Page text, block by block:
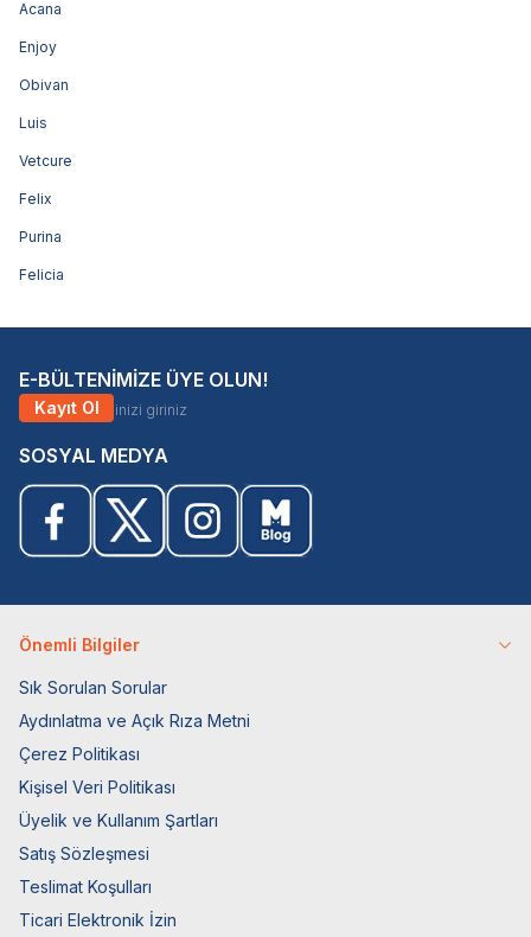
Acana
Enjoy
Obivan
Luis
Vetcure
Felix
Purina
Felicia
E-BÜLTENİMİZE ÜYE OLUN!
Kayıt Ol
SOSYAL MEDYA
Önemli Bilgiler
Sık Sorulan Sorular
Aydınlatma ve Açık Rıza Metni
Çerez Politikası
Kişisel Veri Politikası
Üyelik ve Kullanım Şartları
Satış Sözleşmesi
Teslimat Koşulları
Ticari Elektronik İzin